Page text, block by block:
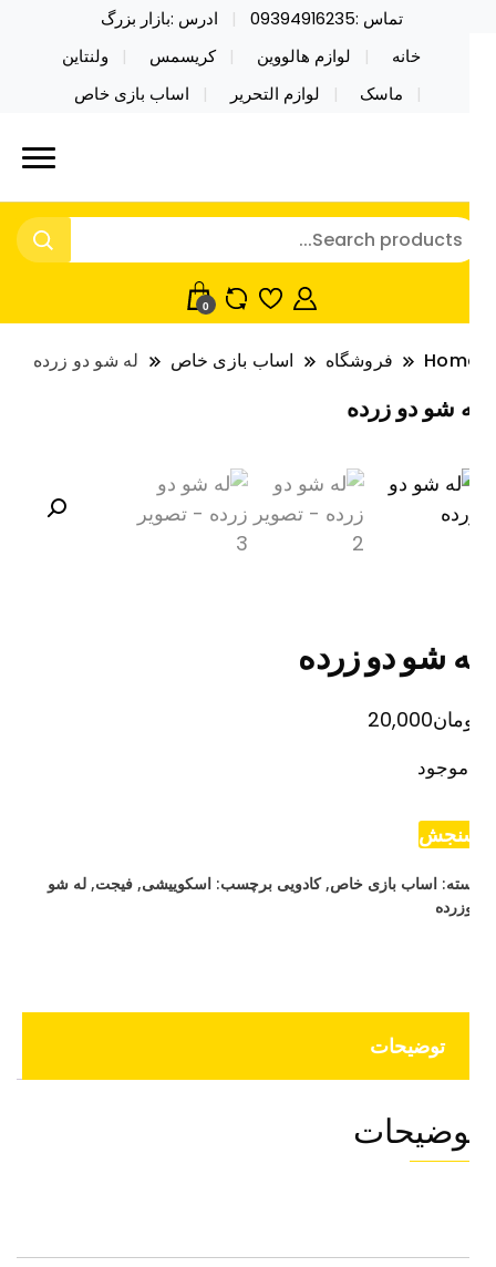
تماس :09394916235
ادرس :بازار بزرگ
خانه
لوازم هالووین کریسمس
ولنتاین
ماسک
لوازم التحریر اساب بازی خاص
تاین کادویی کریسمس اکسسوری
محصولات خاص فیجت اسباب بازی تراول ماگ نایکر
فروش عمده لوازم هالووین ولن تاین کادویی
اکسسوری ماسک در واردات مستقیم
0
فروشگاه اساب بازی خاص له شو دو زرده
شو دو زرده
شو دو زرده
20,000
اساب بازی خاص,کادویی برچسب:اسکوییشی,فیجت,له شو
توضیحات